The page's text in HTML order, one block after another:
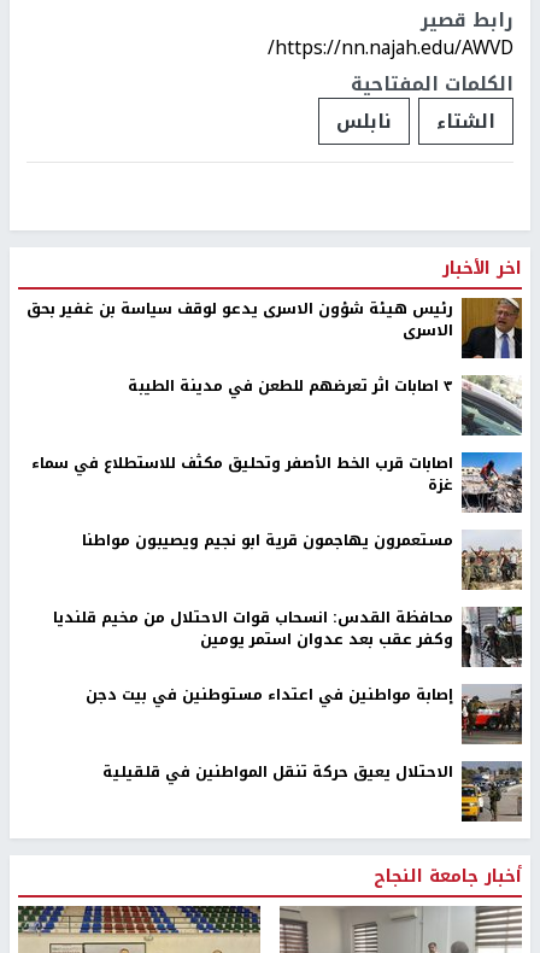
رابط قصير
https://nn.najah.edu/AWVD/
الكلمات المفتاحية
الشتاء
نابلس
اخر الأخبار
رئيس هيئة شؤون الاسرى يدعو لوقف سياسة بن غفير بحق
الاسرى
٣ اصابات اثر تعرضهم للطعن في مدينة الطيبة
اصابات قرب الخط الأصفر وتحليق مكثف للاستطلاع في سماء
غزة
مستعمرون يهاجمون قرية ابو نجيم ويصيبون مواطنا
محافظة القدس: انسحاب قوات الاحتلال من مخيم قلنديا
وكفر عقب بعد عدوان استمر يومين
إصابة مواطنين في اعتداء مستوطنين في بيت دجن
الاحتلال يعيق حركة تنقل المواطنين في قلقيلية
أخبار جامعة النجاح